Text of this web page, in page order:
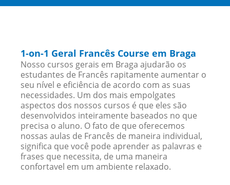
1-on-1 Geral Francês Course em Braga
Nosso cursos gerais em Braga ajudarão os
estudantes de Francês rapitamente aumentar o
seu nível e eficiência de acordo com as suas
necessidades. Um dos mais empolgates
aspectos dos nossos cursos é que eles são
desenvolvidos inteiramente baseados no que
precisa o aluno. O fato de que oferecemos
nossas aulas de Francês de maneira individual,
significa que você pode aprender as palavras e
frases que necessita, de uma maneira
confortavel em um ambiente relaxado.